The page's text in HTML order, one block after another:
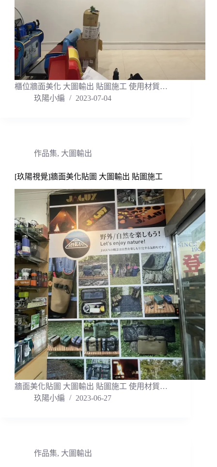
櫃位牆面美化 大圖輸出 貼圖施工 使用材質…
玖陽小編
2023-07-04
作品集, 大圖輸出
[玖陽視覺]牆面美化貼圖 大圖輸出 貼圖施工
牆面美化貼圖 大圖輸出 貼圖施工 使用材質…
玖陽小編
2023-06-27
作品集, 大圖輸出